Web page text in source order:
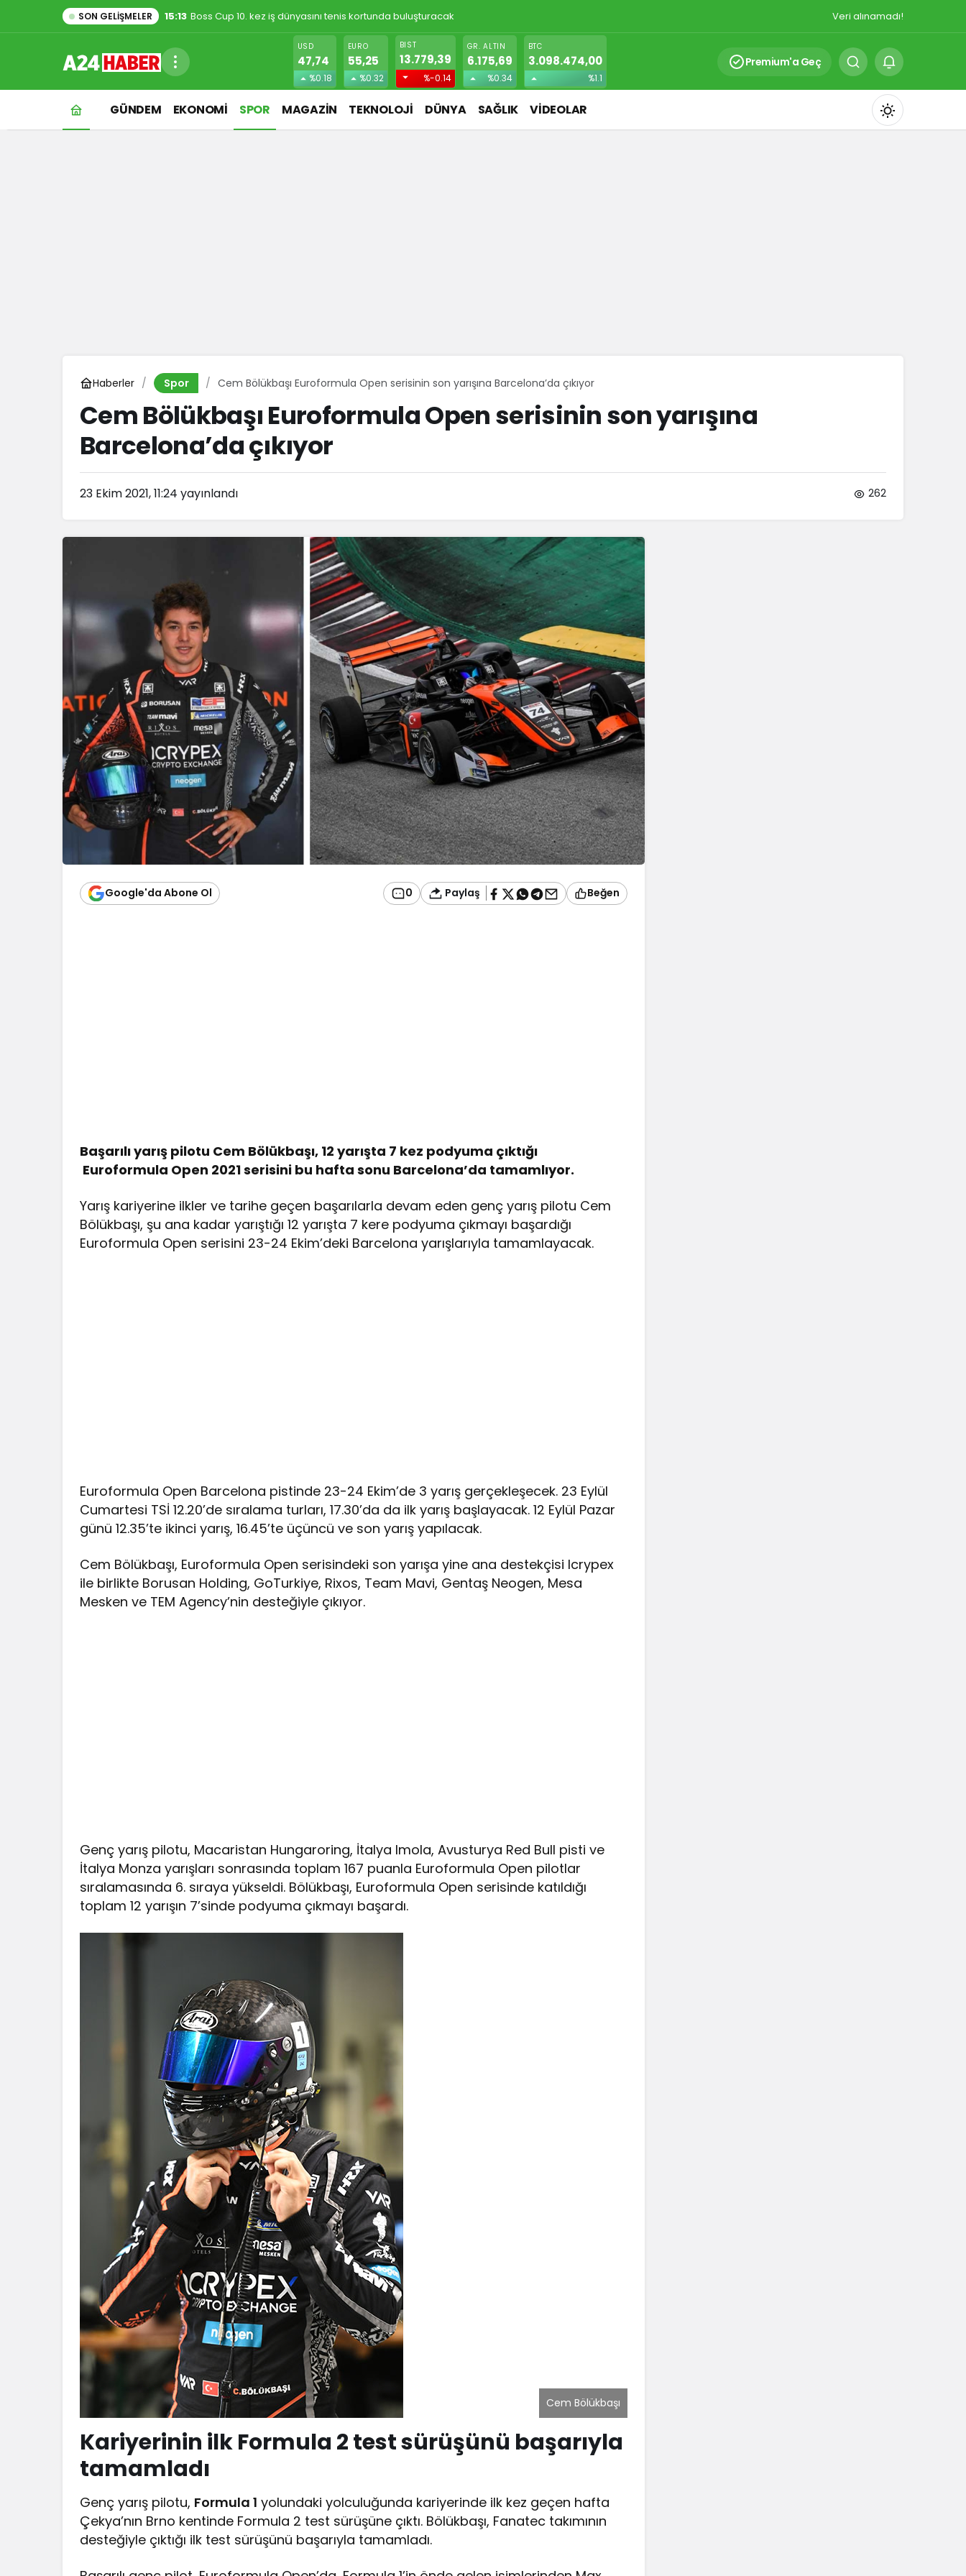
SON GELIŞMELER 15:13 Boss Cup 10. kez iş dünyasını tenis kortunda buluşturacak Veri alınamadı!
USD
47,74
%0.18
EURO
55,25
%0.32
BIST
13.779,39
%-0.14
GR. ALTIN
6.175,69
%0.34
BTC
3.098.474,00
%1.1
Premium'a Geç
GÜNDEM EKONOMİ SPOR MAGAZİN TEKNOLOJİ DÜNYA SAĞLIK VİDEOLAR
Mod
Haberler Spor Cem Bölükbaşı Euroformula Open serisinin son yarışına Barcelona’da çıkıyor
Cem Bölükbaşı Euroformula Open serisinin son yarışına
Barcelona’da çıkıyor
23 Ekim 2021, 11:24 yayınlandı 262
Google'da Abone Ol 0 Paylaş Beğen
Başarılı yarış pilotu Cem Bölükbaşı, 12 yarışta 7 kez podyuma çıktığı
Euroformula Open 2021 serisini bu hafta sonu Barcelona’da tamamlıyor.
Yarış kariyerine ilkler ve tarihe geçen başarılarla devam eden genç yarış pilotu Cem
Bölükbaşı, şu ana kadar yarıştığı 12 yarışta 7 kere podyuma çıkmayı başardığı
Euroformula Open serisini 23-24 Ekim’deki Barcelona yarışlarıyla tamamlayacak.
Euroformula Open Barcelona pistinde 23-24 Ekim’de 3 yarış gerçekleşecek. 23 Eylül
Cumartesi TSİ 12.20’de sıralama turları, 17.30’da da ilk yarış başlayacak. 12 Eylül Pazar
günü 12.35’te ikinci yarış, 16.45’te üçüncü ve son yarış yapılacak.
Cem Bölükbaşı, Euroformula Open serisindeki son yarışa yine ana destekçisi Icrypex
ile birlikte Borusan Holding, GoTurkiye, Rixos, Team Mavi, Gentaş Neogen, Mesa
Mesken ve TEM Agency’nin desteğiyle çıkıyor.
Genç yarış pilotu, Macaristan Hungaroring, İtalya Imola, Avusturya Red Bull pisti ve
İtalya Monza yarışları sonrasında toplam 167 puanla Euroformula Open pilotlar
sıralamasında 6. sıraya yükseldi. Bölükbaşı, Euroformula Open serisinde katıldığı
toplam 12 yarışın 7’sinde podyuma çıkmayı başardı.
Cem Bölükbaşı
Kariyerinin ilk Formula 2 test sürüşünü başarıyla
tamamladı
Genç yarış pilotu, Formula 1 yolundaki yolculuğunda kariyerinde ilk kez geçen hafta
Çekya’nın Brno kentinde Formula 2 test sürüşüne çıktı. Bölükbaşı, Fanatec takımının
desteğiyle çıktığı ilk test sürüşünü başarıyla tamamladı.